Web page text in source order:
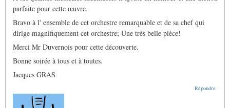
parfaite pour cette œuvre.
Bravo à l' ensemble de cet orchestre remarquable et de sa chef qui
dirige magnifiquement cet orchestre; Une très belle pièce!
Merci Mr Duvernois pour cette découverte.
Bonne soirée à tous et à toutes.
Jacques GRAS
Répondre